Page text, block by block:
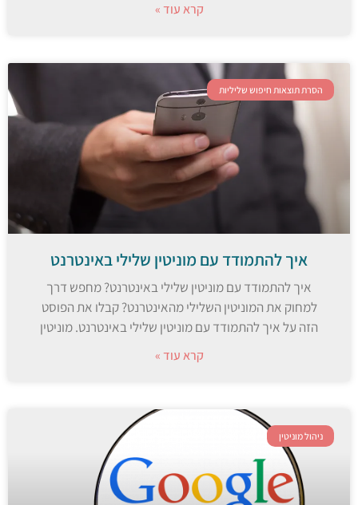
קרא עוד »
הסרת תוצאות חיפוש שליליות
איך להתמודד עם מוניטין שלילי באינטרנט
איך להתמודד עם מוניטין שלילי באינטרנט? מחפש דרך
למחוק את המוניטין השלילי מהאינטרנט? קבלו את הפוסט
הזה על איך להתמודד עם מוניטין שלילי באינטרנט. מוניטין
קרא עוד »
ניהול מוניטין